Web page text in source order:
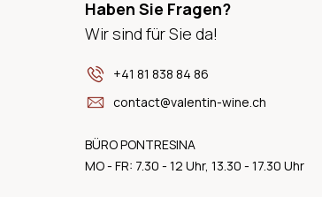
Haben Sie Fragen?
Wir sind für Sie da!
+41 81 838 84 86
contact@valentin-wine.ch
BÜRO PONTRESINA
MO - FR: 7.30 - 12 Uhr, 13.30 - 17.30 Uhr